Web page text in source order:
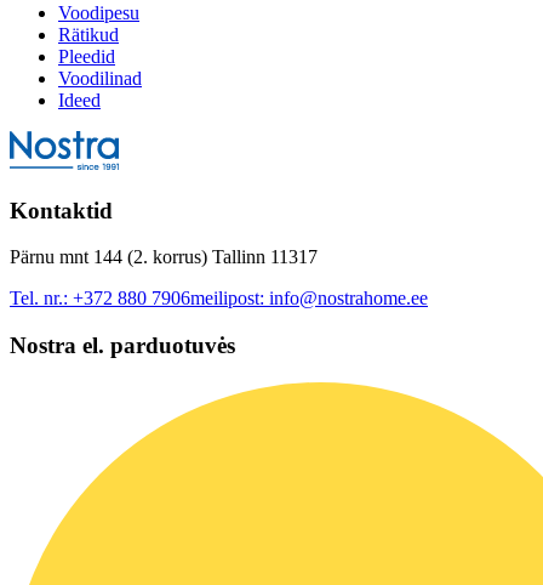
Voodipesu
Rätikud
Pleedid
Voodilinad
Ideed
Kontaktid
Pärnu mnt 144 (2. korrus) Tallinn 11317
Tel. nr.: +372 880 7906meilipost: info@nostrahome.ee
Nostra el. parduotuvės